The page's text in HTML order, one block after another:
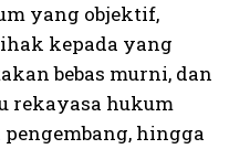
yang objektif,
kepada yang
bebas murni, dan
rekayasa hukum
hingga